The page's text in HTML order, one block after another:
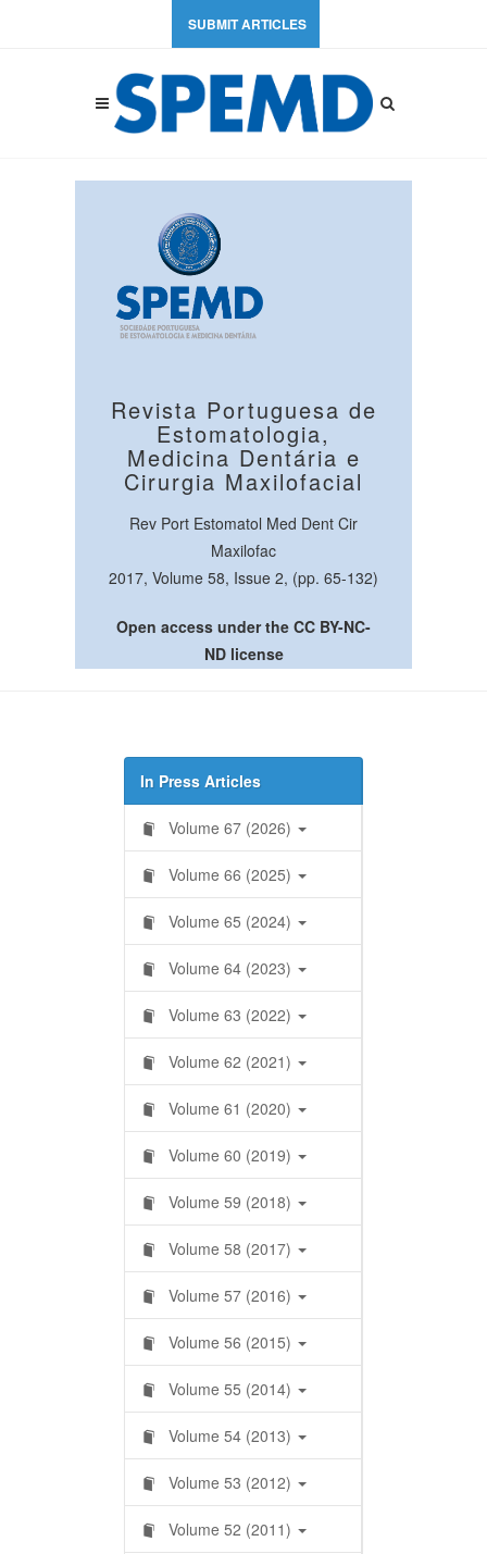
SUBMIT ARTICLES
Revista Portuguesa de
Estomatologia,
Medicina Dentária e
Cirurgia Maxilofacial
Rev Port Estomatol Med Dent Cir
Maxilofac
2017, Volume 58, Issue 2, (pp. 65-132)
Open access under the CC BY-NC-
ND license
In Press Articles
Volume 67 (2026)
Volume 66 (2025)
Volume 65 (2024)
Volume 64 (2023)
Volume 63 (2022)
Volume 62 (2021)
Volume 61 (2020)
Volume 60 (2019)
Volume 59 (2018)
Volume 58 (2017)
Volume 57 (2016)
Volume 56 (2015)
Volume 55 (2014)
Volume 54 (2013)
Volume 53 (2012)
Volume 52 (2011)